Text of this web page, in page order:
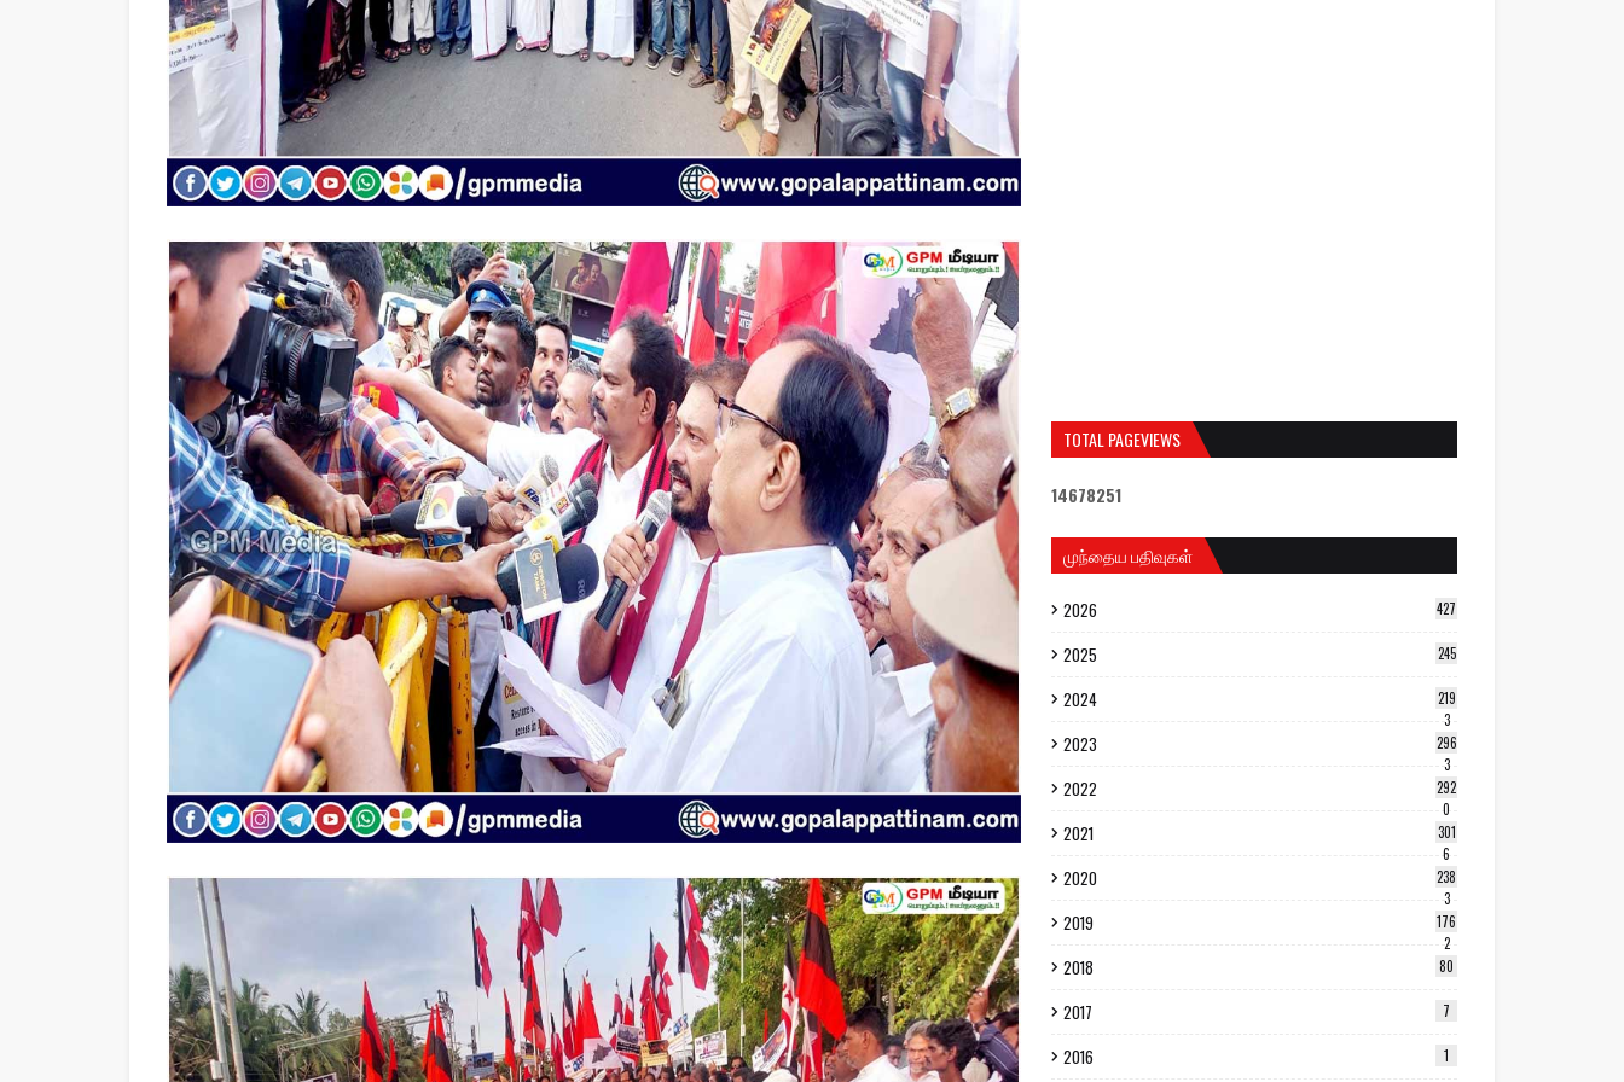
TOTAL PAGEVIEWS
14678251
முந்தைய பதிவுகள்
2026 427
2025 245
2024
219
3
2023
296
3
2022
292
0
2021
301
6
2020
238
3
2019
176
2
2018 80
2017 7
2016 1